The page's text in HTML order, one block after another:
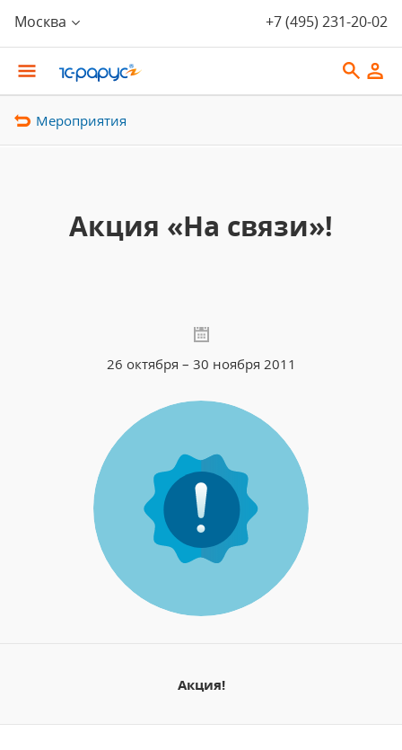
Москва +7 (495) 231-20-02
Мероприятия
Акция «На связи»!
26 октября – 30 ноября 2011
Акция!